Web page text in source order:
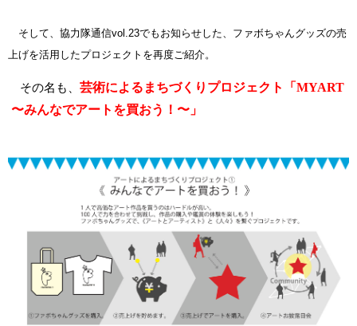
そして、協力隊通信vol.23でもお知らせした、ファボちゃんグッズの売
上げを活用したプロジェクトを再度ご紹介。
その名も、 芸術によるまちづくりプロジェクト「MYART
〜みんなでアートを買おう！〜」